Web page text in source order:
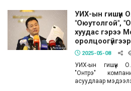
УИХ-ын гишүүн
"Оюутолгой",
хуудас гэрээ
2025-05-08
УИХ-ын гишүүн
"Онтрэ"
асуудлаар